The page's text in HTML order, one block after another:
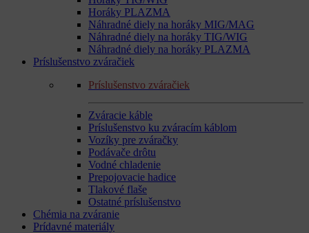
Horáky PLAZMA
Náhradné diely na horáky MIG/MAG
Náhradné diely na horáky TIG/WIG
Náhradné diely na horáky PLAZMA
Príslušenstvo zváračiek
Príslušenstvo zváračiek
Zváracie káble
Príslušenstvo ku zváracím káblom
Vozíky pre zváračky
Podávače drôtu
Vodné chladenie
Prepojovacie hadice
Tlakové flaše
Ostatné príslušenstvo
Chémia na zváranie
Prídavné materiály